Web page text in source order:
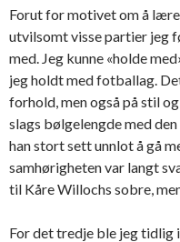
Forut for motivet om å
utvilsomt visse partier jeg
med. Jeg kunne «holde
jeg holdt med fotballag.
forhold, men også på stil
slags bølgelengde med
han stort sett unnlot å gå
samhørigheten var langt
til Kåre Willochs sobre,
For det tredje ble jeg tidlig